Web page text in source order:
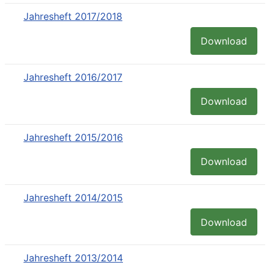
Jahresheft 2017/2018
Download
Jahresheft 2016/2017
Download
Jahresheft 2015/2016
Download
Jahresheft 2014/2015
Download
Jahresheft 2013/2014